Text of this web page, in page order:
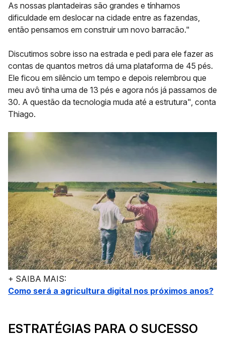
As nossas plantadeiras são grandes e tínhamos
dificuldade em deslocar na cidade entre as fazendas,
então pensamos em construir um novo barracão."
Discutimos sobre isso na estrada e pedi para ele fazer as
contas de quantos metros dá uma plataforma de 45 pés.
Ele ficou em silêncio um tempo e depois relembrou que
meu avô tinha uma de 13 pés e agora nós já passamos de
30. A questão da tecnologia muda até a estrutura", conta
Thiago.
+ SAIBA MAIS:
Como será a agricultura digital nos próximos anos?
ESTRATÉGIAS PARA O SUCESSO